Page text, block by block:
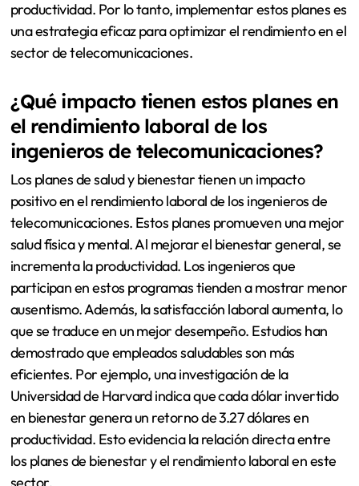
productividad. Por lo tanto, implementar estos planes es
una estrategia eficaz para optimizar el rendimiento en el
sector de telecomunicaciones.
¿Qué impacto tienen estos planes en
el rendimiento laboral de los
ingenieros de telecomunicaciones?
Los planes de salud y bienestar tienen un impacto
positivo en el rendimiento laboral de los ingenieros de
telecomunicaciones. Estos planes promueven una mejor
salud física y mental. Al mejorar el bienestar general, se
incrementa la productividad. Los ingenieros que
participan en estos programas tienden a mostrar menor
ausentismo. Además, la satisfacción laboral aumenta, lo
que se traduce en un mejor desempeño. Estudios han
demostrado que empleados saludables son más
eficientes. Por ejemplo, una investigación de la
Universidad de Harvard indica que cada dólar invertido
en bienestar genera un retorno de 3.27 dólares en
productividad. Esto evidencia la relación directa entre
los planes de bienestar y el rendimiento laboral en este